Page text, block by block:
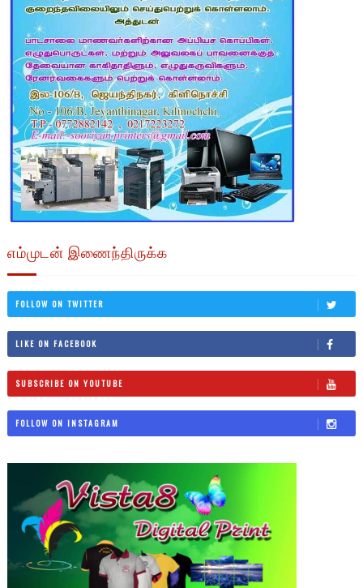
எம்முடன் இணைந்திருக்க
FOLLOW ON TWITTER
LIKE ON FACEBOOK
SUBSCRIBE ON YOUTUBE
FOLLOW ON INSTAGRAM